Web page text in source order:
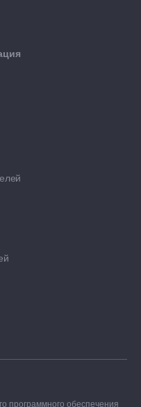
программного обеспечения